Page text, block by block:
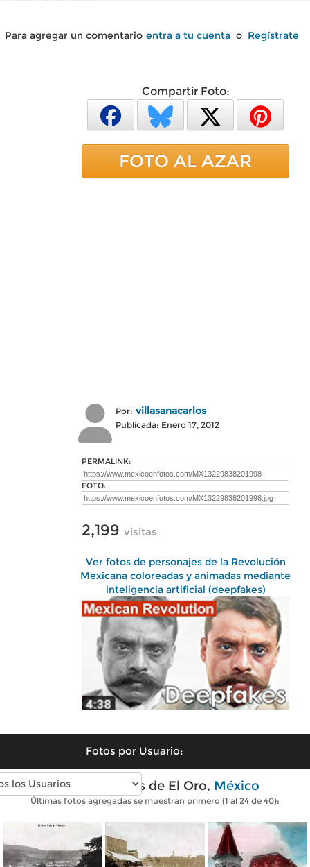
Para agregar un comentario entra a tu cuenta o Regístrate
Compartir Foto:
FOTO AL AZAR
Por: villasanacarlos
Publicada: Enero 17, 2012
PERMALINK:
FOTO:
2,199 visitas
Ver fotos de personajes de la Revolución
Mexicana coloreadas y animadas mediante
inteligencia artificial (deepfakes)
Fotos por Usuario:
Fotos antiguas de El Oro, México
Últimas fotos agregadas se muestran primero (1 al 24 de 40):